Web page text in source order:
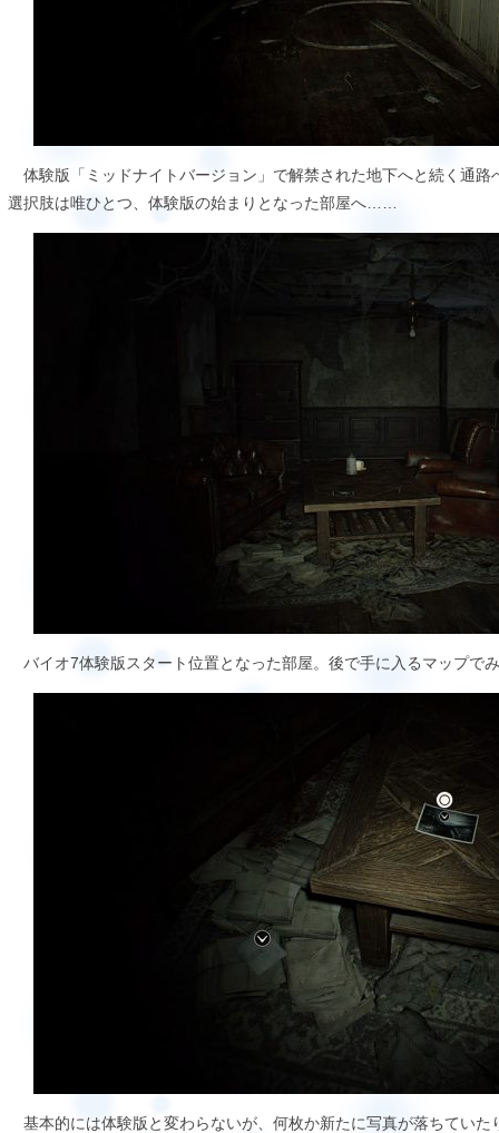
体験版「ミッドナイトバージョン」で解禁された地下へと続く通路
選択肢は唯ひとつ、体験版の始まりとなった部屋へ……
バイオ7体験版スタート位置となった部屋。後で手に入るマップで
基本的には体験版と変わらないが、何枚か新たに写真が落ちていた